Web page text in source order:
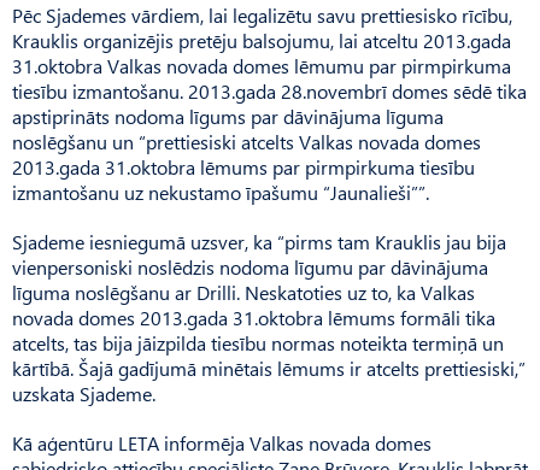
Pēc Sjademes vārdiem, lai legalizētu savu prettiesisko rīcību,
Krauklis organizējis pretēju balsojumu, lai atceltu 2013.gada
31.oktobra Valkas novada domes lēmumu par pirmpirkuma
tiesību izmantošanu. 2013.gada 28.novembrī domes sēdē tika
apstiprināts nodoma līgums par dāvinājuma līguma
noslēgšanu un “prettiesiski atcelts Valkas novada domes
2013.gada 31.oktobra lēmums par pirmpirkuma tiesību
izmantošanu uz nekustamo īpašumu “Jaunalieši””.
Sjademe iesniegumā uzsver, ka “pirms tam Krauklis jau bija
vienpersoniski noslēdzis nodoma līgumu par dāvinājuma
līguma noslēgšanu ar Drilli. Neskatoties uz to, ka Valkas
novada domes 2013.gada 31.oktobra lēmums formāli tika
atcelts, tas bija jāizpilda tiesību normas noteikta termiņā un
kārtībā. Šajā gadījumā minētais lēmums ir atcelts prettiesiski,”
uzskata Sjademe.
Kā aģentūru LETA informēja Valkas novada domes